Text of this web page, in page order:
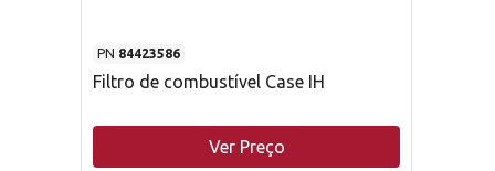
PN 84423586
Filtro de combustível Case IH
Ver Preço